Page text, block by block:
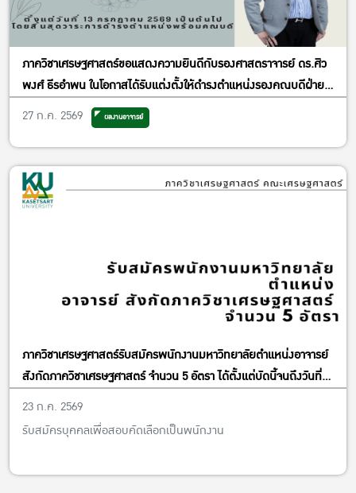
ภาควิชาเศรษฐศาสตร์ขอแสดงความยินดีกับรองศาสตราจารย์ ดร.ศิว
พงศ์ ธีรอำพน ในโอกาสได้รับแต่งตั้งให้ดำรงตำแหน่งรองคณบดีฝ่าย
วิจัยและพันธกิจเพื่อสังคม
27 ก.ค. 2569 ผลงานอาจารย์
ภาควิชาเศรษฐศาสตร์รับสมัครพนักงานมหาวิทยาลัยตำแหน่งอาจารย์
สังกัดภาควิชาเศรษฐศาสตร์ จำนวน 5 อัตรา ได้ตั้งแต่บัดนี้จนถึงวันที่
13 พฤศจิกายน พ.ศ. 2569
23 ก.ค. 2569
รับสมัครบุคคลเพื่อสอบคัดเลือกเป็นพนักงาน